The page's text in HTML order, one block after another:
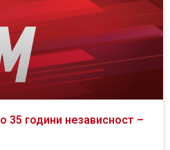
35 години независност –